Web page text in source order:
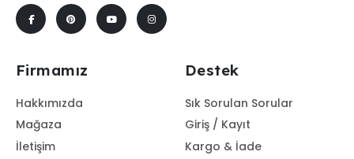
Firmamız
Hakkımızda
Mağaza
İletişim
Destek
Sık Sorulan Sorular
Giriş / Kayıt
Kargo & İade